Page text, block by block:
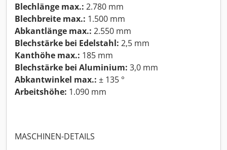
Blechlänge max.: 2.780 mm
Blechbreite max.: 1.500 mm
Abkantlänge max.: 2.550 mm
Blechstärke bei Edelstahl: 2,5 mm
Kanthöhe max.: 185 mm
Blechstärke bei Aluminium: 3,0 mm
Abkantwinkel max.: ± 135 °
Arbeitshöhe: 1.090 mm
MASCHINEN-DETAILS